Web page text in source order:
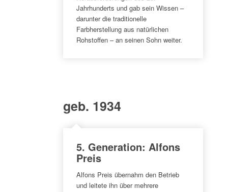
Jahrhunderts und gab sein Wissen –
darunter die traditionelle
Farbherstellung aus natürlichen
Rohstoffen – an seinen Sohn weiter.
geb. 1934
5. Generation: Alfons
Preis
Alfons Preis übernahm den Betrieb
und leitete ihn über mehrere